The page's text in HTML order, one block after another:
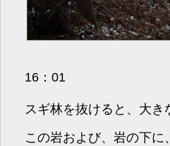
16：01
スギ林を抜けると、大き
この岩および、岩の下に